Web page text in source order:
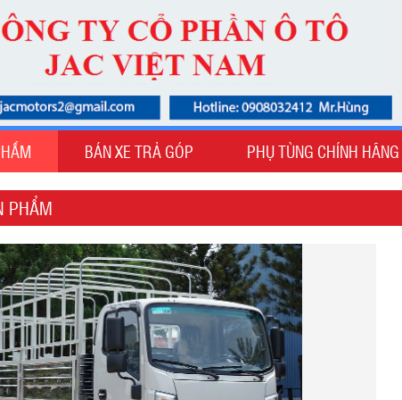
BÁN XE TRẢ GÓP PHỤ TÙNG CHÍNH HÃNG
PHẨM